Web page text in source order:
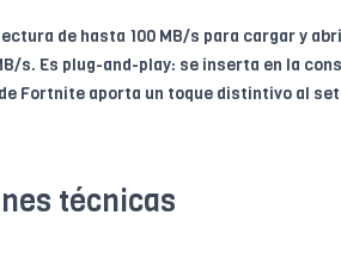
de hasta 100 MB/s para cargar y
s. Es plug-and-play: se inserta en la
Fortnite aporta un toque distintivo al
técnicas